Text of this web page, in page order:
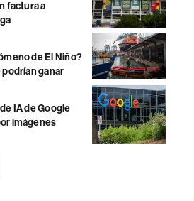
factura a
de El Niño?
ganar
IA de Google
imágenes